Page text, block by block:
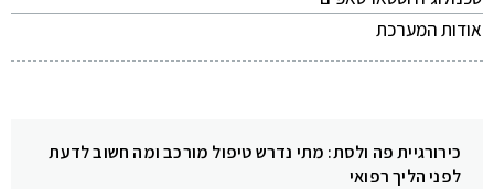
אודות המערכת
כירורגיית פה ולסת: מתי נדרש טיפול מורכב ומה חשוב לדעת
לפני הליך רפואי